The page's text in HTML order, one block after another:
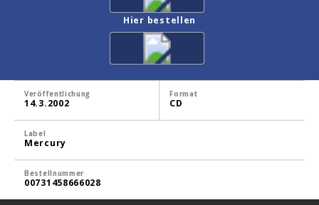
Hier bestellen
Veröffentlichung
14.3.2002
Format
CD
Label
Mercury
Bestellnummer
00731458666028